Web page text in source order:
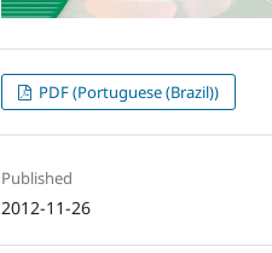
PDF (Portuguese (Brazil))
Published
2012-11-26